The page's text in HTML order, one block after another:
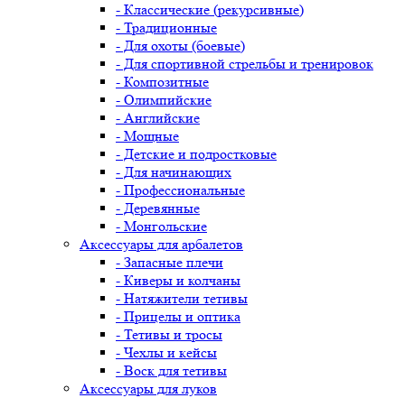
- Классические (рекурсивные)
- Традиционные
- Для охоты (боевые)
- Для спортивной стрельбы и тренировок
- Композитные
- Олимпийские
- Английские
- Мощные
- Детские и подростковые
- Для начинающих
- Профессиональные
- Деревянные
- Монгольские
Аксессуары для арбалетов
- Запасные плечи
- Киверы и колчаны
- Натяжители тетивы
- Прицелы и оптика
- Тетивы и тросы
- Чехлы и кейсы
- Воск для тетивы
Аксессуары для луков